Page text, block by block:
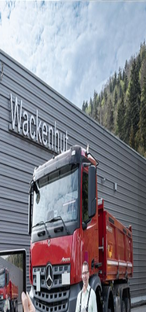
eines Nutzfahrzeugs je nach
gibt. Auf Wunsch begleiten wir
Werk in Wörth, wo Sie einen
Funktionalitäten und
der Nutzfahrzeuge
Innovationen und
Benz Lkw, Transporter oder
erfolgt wahlweise direkt im
Standorte. Bei der
zur Seite, um Ihnen alle
des Fahrzeugs ausführlich zu
informiert und perfekt vorbereitet in